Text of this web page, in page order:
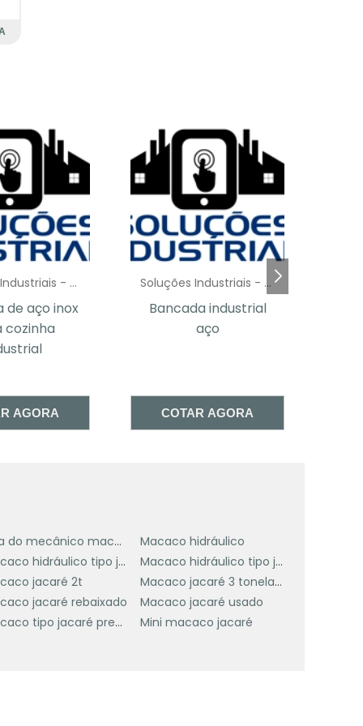
Soluções Industriais - AC
de aço inox
cozinha
AGORA
Soluções Industriais - AC
Bancada industrial
aço
COTAR AGORA
Loja do mecânico macaco jacaré
Macaco hidráulico
Macaco hidráulico tipo jacaré 2t
Macaco hidráulico tipo jacaré 5 toneladas
jacaré 2t
Macaco jacaré 3 toneladas
jacaré rebaixado
Macaco jacaré usado
Macaco tipo jacaré preço
Mini macaco jacaré